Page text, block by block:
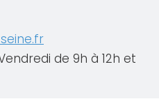
de 9h à 12h et